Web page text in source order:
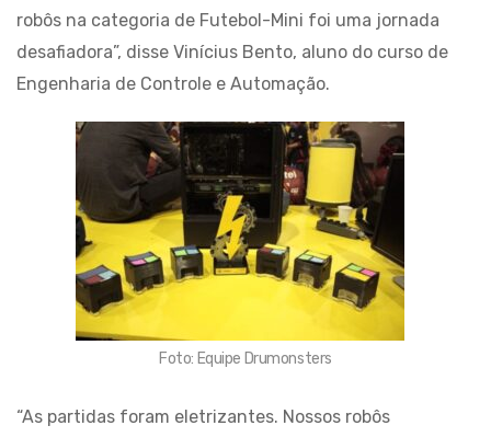
robôs na categoria de Futebol-Mini foi uma jornada
desafiadora”, disse Vinícius Bento, aluno do curso de
Engenharia de Controle e Automação.
Foto: Equipe Drumonsters
“As partidas foram eletrizantes. Nossos robôs